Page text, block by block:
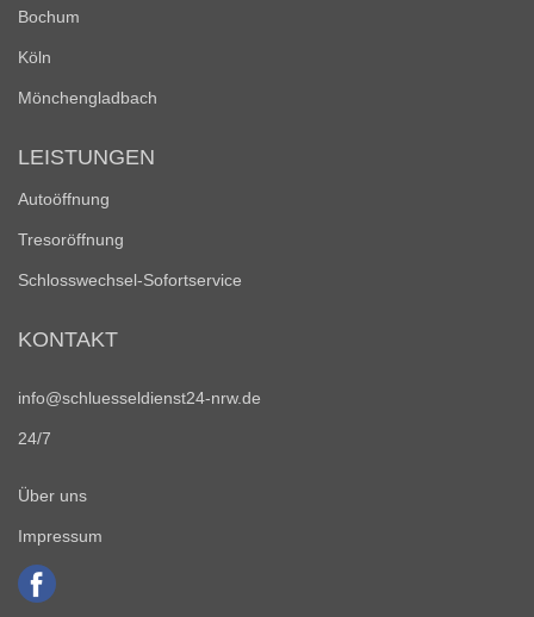
Bochum
Köln
Mönchengladbach
LEISTUNGEN
Autoöffnung
Tresoröffnung
Schlosswechsel-Sofortservice
KONTAKT
info@schluesseldienst24-nrw.de
24/7
Über uns
Impressum